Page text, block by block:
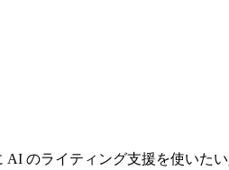
のライティング支援を使いた